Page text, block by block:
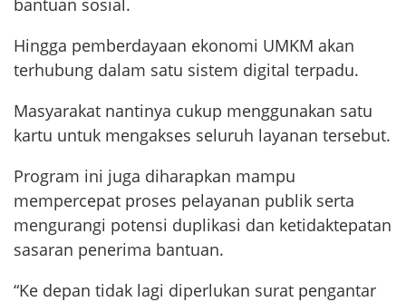
Hingga pemberdayaan ekonomi UMKM akan
terhubung dalam satu sistem digital terpadu.
Masyarakat nantinya cukup menggunakan satu
kartu untuk mengakses seluruh layanan tersebut.
Program ini juga diharapkan mampu
mempercepat proses pelayanan publik serta
mengurangi potensi duplikasi dan ketidaktepatan
sasaran penerima bantuan.
“Ke depan tidak lagi diperlukan surat pengantar